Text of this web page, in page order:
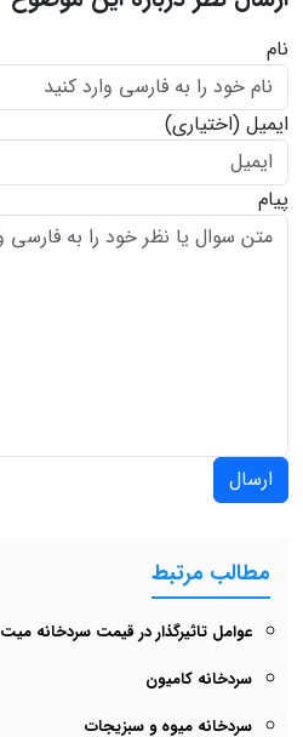
نام
ایمیل (اختیاری)
پیام
ارسال
مطالب مرتبط
عوامل تاثیرگذار در قیمت سردخانه میت
سردخانه کامیون
سردخانه میوه و سبزیجات